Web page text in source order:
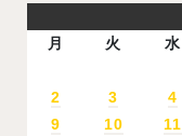
月
火 水
2
3 4
9
10 11